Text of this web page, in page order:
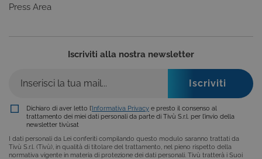
Press Area
Iscriviti alla nostra newsletter
Dichiaro di aver letto l’Informativa Privacy e presto il consenso al
trattamento dei miei dati personali da parte di Tivù S.r.l. per l’invio della
newsletter tivùsat
I dati personali da Lei conferiti compilando questo modulo saranno trattati da
Tivù S.r.l. (Tivù), in qualità di titolare del trattamento, nel pieno rispetto della
normativa vigente in materia di protezione dei dati personali. Tivù tratterà i Suoi
Non classificati
Questi cookie sono necessari per il corretto
funzionamento del nostro sito e non possono
essere disattivati. Vengono impostati solo in
risposta ad azioni da te effettuate nel corso della
navigazione, che costituiscono una richiesta di
servizi ai sensi di legge, come la corretta
visualizzazione del sito e dei suoi contenuti.
Inoltre, ti permetteranno di navigare sul sito
ricordando le scelte e in base ai criteri da te